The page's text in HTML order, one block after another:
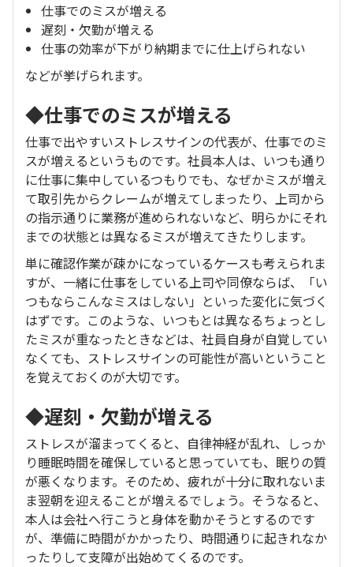
仕事でのミスが増える
遅刻・欠勤が増える
仕事の効率が下がり納期までに仕上げられない
などが挙げられます。
◆仕事でのミスが増える
仕事で出やすいストレスサインの代表が、仕事でのミ
スが増えるというものです。社員本人は、いつも通り
に仕事に集中しているつもりでも、なぜかミスが増え
て取引先からクレームが増えてしまったり、上司から
の指示通りに業務が進められないなど、明らかにそれ
までの状態とは異なるミスが増えてきたりします。
単に確認作業が疎かになっているケースも考えられま
すが、一緒に仕事をしている上司や同僚ならば、「い
つもならこんなミスはしない」といった変化に気づく
はずです。このような、いつもとは異なるちょっとし
たミスが重なったときなどは、社員自身が自覚してい
なくても、ストレスサインの可能性が高いということ
を覚えておくのが大切です。
◆遅刻・欠勤が増える
ストレスが溜まってくると、自律神経が乱れ、しっか
り睡眠時間を確保していると思っていても、眠りの質
が悪くなります。そのため、疲れが十分に取れないま
ま翌朝を迎えることが増えるでしょう。そうなると、
本人は会社へ行こうと身体を動かそうとするのです
が、準備に時間がかかったり、時間通りに起きれなか
ったりして支障が出始めてくるのです。